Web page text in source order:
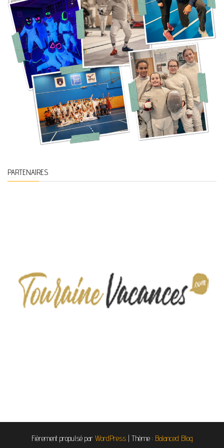
PARTENAIRES
Fièrement propulsé par WordPress Thème : Balanced Blog